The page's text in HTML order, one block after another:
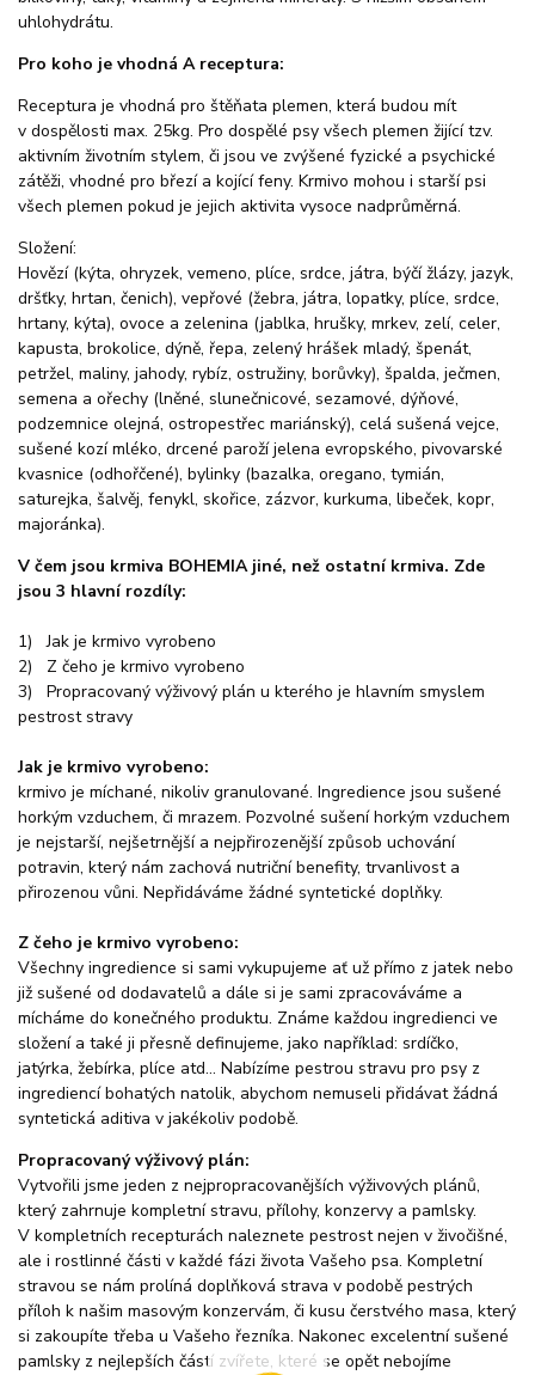
uhlohydrátu.
Pro koho je vhodná A receptura:
Receptura je vhodná pro štěňata plemen, která budou mít
v dospělosti max. 25kg. Pro dospělé psy všech plemen žijící tzv.
aktivním životním stylem, či jsou ve zvýšené fyzické a psychické
zátěži, vhodné pro březí a kojící feny. Krmivo mohou i starší psi
všech plemen pokud je jejich aktivita vysoce nadprůměrná.
Složení:
Hovězí (kýta, ohryzek, vemeno, plíce, srdce, játra, býčí žlázy, jazyk,
dršťky, hrtan, čenich), vepřové (žebra, játra, lopatky, plíce, srdce,
hrtany, kýta), ovoce a zelenina (jablka, hrušky, mrkev, zelí, celer,
kapusta, brokolice, dýně, řepa, zelený hrášek mladý, špenát,
petržel, maliny, jahody, rybíz, ostružiny, borůvky), špalda, ječmen,
semena a ořechy (lněné, slunečnicové, sezamové, dýňové,
podzemnice olejná, ostropestřec mariánský), celá sušená vejce,
sušené kozí mléko, drcené paroží jelena evropského, pivovarské
kvasnice (odhořčené), bylinky (bazalka, oregano, tymián,
saturejka, šalvěj, fenykl, skořice, zázvor, kurkuma, libeček, kopr,
majoránka).
V čem jsou krmiva BOHEMIA jiné, než ostatní krmiva. Zde
jsou 3 hlavní rozdíly:
1) Jak je krmivo vyrobeno
2) Z čeho je krmivo vyrobeno
3) Propracovaný výživový plán u kterého je hlavním smyslem
pestrost stravy
Jak je krmivo vyrobeno:
krmivo je míchané, nikoliv granulované. Ingredience jsou sušené
horkým vzduchem, či mrazem. Pozvolné sušení horkým vzduchem
je nejstarší, nejšetrnější a nejpřirozenější způsob uchování
potravin, který nám zachová nutriční benefity, trvanlivost a
přirozenou vůni. Nepřidáváme žádné syntetické doplňky.
Z čeho je krmivo vyrobeno:
Všechny ingredience si sami vykupujeme ať už přímo z jatek nebo
již sušené od dodavatelů a dále si je sami zpracováváme a
mícháme do konečného produktu. Známe každou ingredienci ve
složení a také ji přesně definujeme, jako například: srdíčko,
jatýrka, žebírka, plíce atd... Nabízíme pestrou stravu pro psy z
ingrediencí bohatých natolik, abychom nemuseli přidávat žádná
syntetická aditiva v jakékoliv podobě.
Propracovaný výživový plán:
Vytvořili jsme jeden z nejpropracovanějších výživových plánů,
který zahrnuje kompletní stravu, přílohy, konzervy a pamlsky.
V kompletních recepturách naleznete pestrost nejen v živočišné,
ale i rostlinné části v každé fázi života Vašeho psa. Kompletní
stravou se nám prolíná doplňková strava v podobě pestrých
příloh k našim masovým konzervám, či kusu čerstvého masa, který
si zakoupíte třeba u Vašeho řezníka. Nakonec excelentní sušené
pamlsky z nejlepších částí zvířete, které se opět nebojíme